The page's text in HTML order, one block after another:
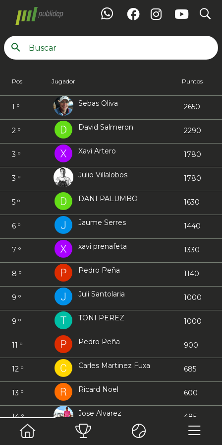
search
Ranking +50 Masculino
Pos Jugador Puntos
1 º Sebas Oliva 2650
2 º David Salmeron 2290
3 º Xavi Artero 1780
3 º Julio Villalobos 1780
5 º DANI PALUMBO 1630
6 º Jaume Serres 1440
7 º xavi prenafeta 1330
8 º Pedro Peña 1140
9 º Juli Santolaria 1000
9 º TONI PEREZ 1000
11 º Pedro Peña 900
12 º Carles Martinez Fuxa 685
13 º Ricard Noel 600
14 º Jose Alvarez 485
14 º